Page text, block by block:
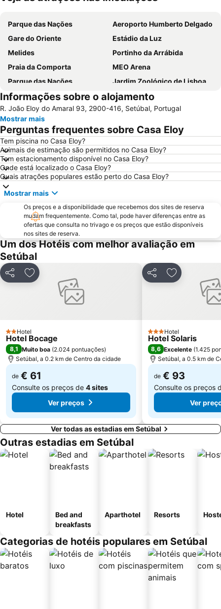
Ampliar mapa
Parque das Nações
Aeroporto Humberto Delgado
Gare do Oriente
Estádio da Luz
Melides
Portinho da Arrábida
Praia da Comporta
MEO Arena
Parque das Nações
Jardim Zoológico de Lisboa
Pavilhão Atlântico
Passeio Marítimo de Algés
Benfica
Baixa de Lisboa
Parque Eduardo VII
Praça de Touros de Campo Pequeno
Estação de Caminhos de Ferro de Sete Rios
Belém
Avenida da Liberdade
da Figueirinha
Marquês de Pombal
Fonte da Telha
Praia Tróia Mar
Parque Natural da Arrabida
Lagoa de Albufeira
do Ouro Sesimbra
Tróia Beach
Alcântara
Oceanário de Lisboa
Praia da Caparica
Chiado
Praia da Lagoa de Santo André
Praça do Rossio
Gare do Oriente
Centro Comercial Vasco da Gama
Coliseu dos Recreios
Praia da Ribeira do Cavalo
Galapinhos Beach
Praça do Comércio
Telheiras
Bairro Alto
Informações sobre o alojamento
R. João Eloy do Amaral 93, 2900-416, Setúbal, Portugal
Mostrar mais
Perguntas frequentes sobre Casa Eloy
Tem piscina no Casa Eloy?
Animais de estimação são permitidos no Casa Eloy?
Tem estacionamento disponível no Casa Eloy?
Onde está localizado o Casa Eloy?
Quais atrações populares estão perto do Casa Eloy?
Mostrar mais
Os preços e a disponibilidade que recebemos dos sites de reserva
mudam frequentemente. Como tal, pode haver diferenças entre as
ofertas que consulta no trivago e os preços que estão disponíveis
nos sites de reserva.
Um dos Hotéis com melhor avaliação em
Setúbal
PartilharAdicionar aos favoritos
2 Estrelas
Hotel
Hotel Bocage
8,1 Muito boa (2.024 pontuações)
Setúbal, a 0.2 km de Centro da cidade
de € 61
Consulte os preços de 4 sites
Ver preços
PartilharAdicionar
3 Estrelas
Hotel
Hotel Solaris
8,6 Excelente (1.425
Setúbal, a 0.5 km de
de € 93
Consulte os preços
Ver
Ver todas as estadias em Setúbal
Outras estadias em Setúbal
Hotel
Bed and
breakfasts
Aparthotel Resorts
Categorias de hotéis populares em Setúbal